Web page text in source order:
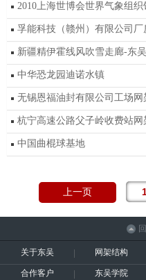
2010上海世博会世界气象组织
孚能科技（赣州）有限公司厂
新疆精伊霍线风吹雪走廊-东吴
中华恐龙园迪诺水镇
无锡恩福油封有限公司工场网
杭宁高速公路父子岭收费站网
中国曲棍球基地
上一页
关于东吴 网架结构
合作客户 东吴学院